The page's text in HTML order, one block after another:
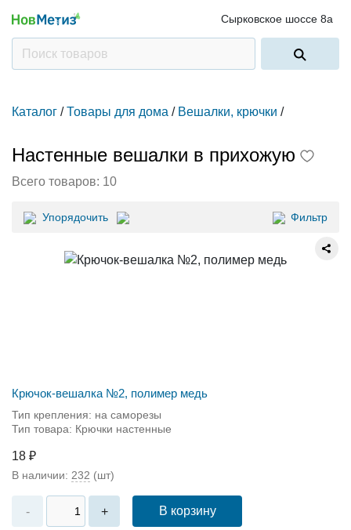
Сырковское шоссе 8а
Каталог / Товары для дома / Вешалки, крючки /
Настенные вешалки в прихожую
Всего товаров: 10
Упорядочить Фильтр
Крючок-вешалка №2, полимер медь
Тип крепления: на саморезы
Тип товара: Крючки настенные
18 ₽
В наличии: 232 (шт)
- + В корзину